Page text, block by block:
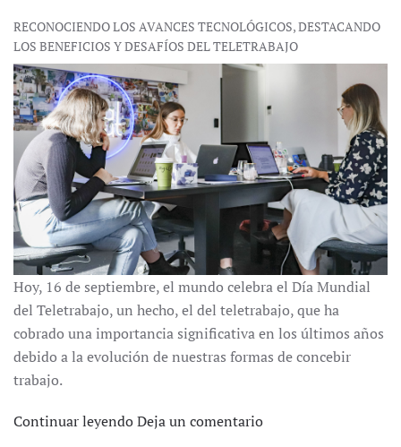
RECONOCIENDO LOS AVANCES TECNOLÓGICOS, DESTACANDO
LOS BENEFICIOS Y DESAFÍOS DEL TELETRABAJO
Hoy, 16 de septiembre, el mundo celebra el Día Mundial
del Teletrabajo, un hecho, el del teletrabajo, que ha
cobrado una importancia significativa en los últimos años
debido a la evolución de nuestras formas de concebir
trabajo.
Continuar leyendoDeja un comentario